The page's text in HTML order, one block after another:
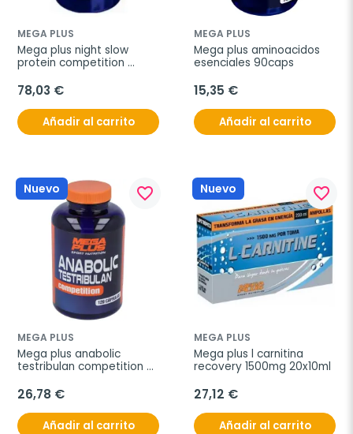
MEGA PLUS
Mega plus night slow
protein competition
78,03 €
Añadir al carrito
MEGA PLUS
Mega plus aminoacidos
esenciales 90caps
15,35 €
Añadir al carrito
Nuevo favorite_border
MEGA PLUS
Mega plus anabolic
testribulan competition
26,78 €
Añadir al carrito
Nuevo favorite_border
MEGA PLUS
Mega plus l carnitina
recovery 1500mg 20x10ml
27,12 €
Añadir al carrito